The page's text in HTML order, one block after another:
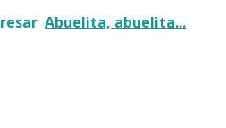
Abuelita, abuelita...